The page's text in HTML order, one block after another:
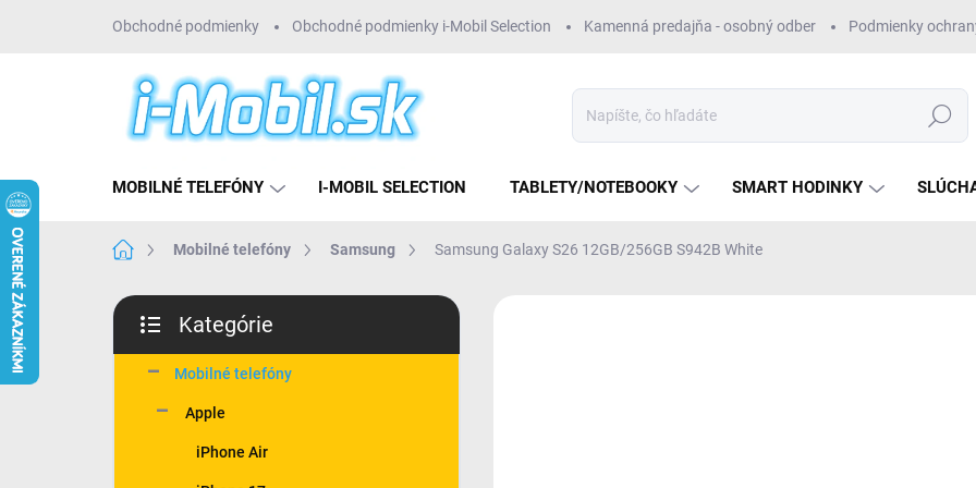
Obchodné podmienky Obchodné podmienky i-Mobil Selection Kamenná predajňa - osobný odber Podmienky
Hľadať
MOBILNÉ TELEFÓNY I-MOBIL SELECTION TABLETY/NOTEBOOKY SMART HODINKY
DomovMobilné telefóny Samsung Samsung Galaxy S26 12GB/256GB S942B White
B
č
kategórie
Kategórie
Mobilné telefóny
Apple
iPhone Air